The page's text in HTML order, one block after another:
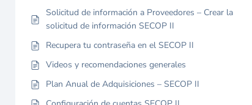
Solicitud de información a Proveedores – Crear la
solicitud de información SECOP II
Recupera tu contraseña en el SECOP II
Videos y recomendaciones generales
Plan Anual de Adquisiciones – SECOP II